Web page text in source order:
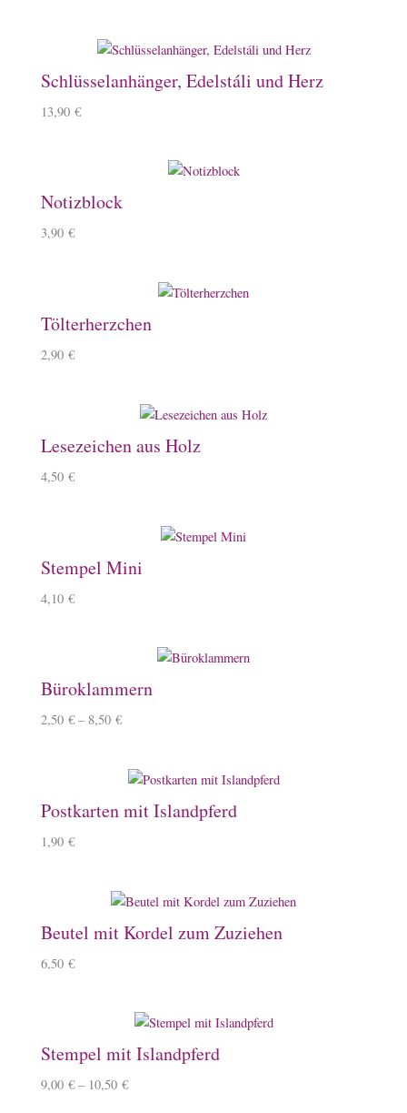
Schlüsselanhänger, Edelstáli und Herz
13,90 €
Notizblock
3,90 €
Tölterherzchen
2,90 €
Lesezeichen aus Holz
4,50 €
Stempel Mini
4,10 €
Büroklammern
2,50 € – 8,50 €
Postkarten mit Islandpferd
1,90 €
Beutel mit Kordel zum Zuziehen
6,50 €
Stempel mit Islandpferd
9,00 € – 10,50 €